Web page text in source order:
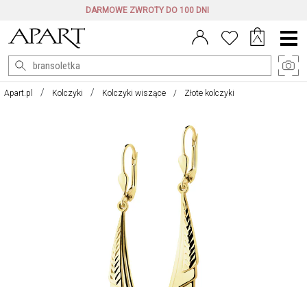
DARMOWE ZWROTY DO 100 DNI
Menu
główne
Apart.pl Kolczyki Kolczyki wiszące Złote kolczyki